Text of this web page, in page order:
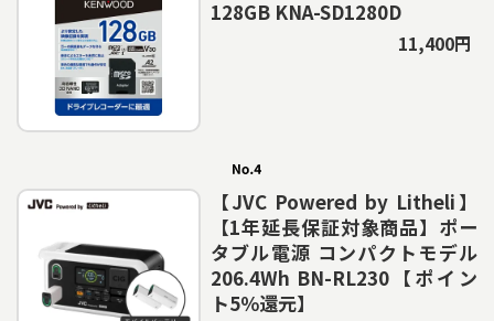
128GB KNA-SD1280D
11,400円
【JVC Powered by Litheli】
【1年延長保証対象商品】ポー
タブル電源 コンパクトモデル
206.4Wh BN-RL230【ポイン
ト5％還元】